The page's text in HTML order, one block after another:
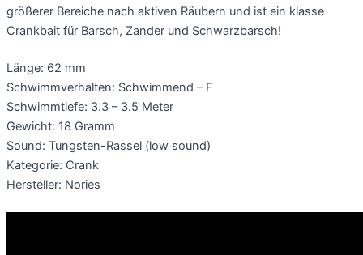
größerer Bereiche nach aktiven Räubern und ist ein klasse
Crankbait für Barsch, Zander und Schwarzbarsch!
Länge: 62 mm
Schwimmverhalten: Schwimmend – F
Schwimmtiefe: 3.3 – 3.5 Meter
Gewicht: 18 Gramm
Sound: Tungsten-Rassel (low sound)
Kategorie: Crank
Hersteller: Nories